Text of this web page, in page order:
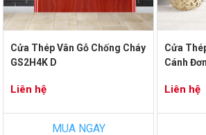
Cửa Thép Vân Gỗ Chống Cháy
GS2H4K D
Liên hệ
MUA NGAY
Cửa
Cánh
Liên hệ